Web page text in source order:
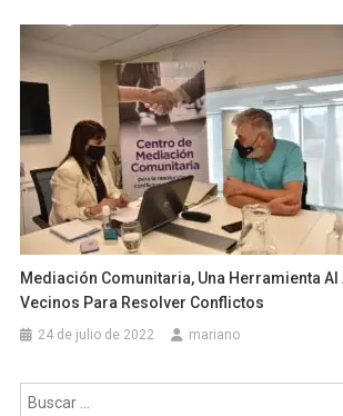
Mediación Comunitaria, Una Herramienta Al
Vecinos Para Resolver Conflictos
24 de julio de 2022 mariano